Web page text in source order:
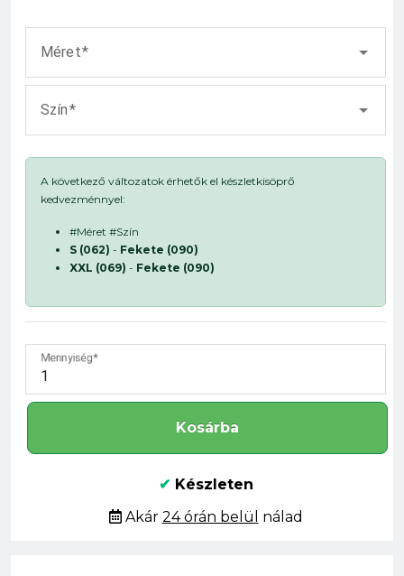
Méret
Szín
A következő változatok érhetők el készletkisöprő
kedvezménnyel:
#Méret #Szín
S (062) - Fekete (090)
XXL (069) - Fekete (090)
Mennyiség
Kosárba
✔ Készleten
Akár 24 órán belül nálad